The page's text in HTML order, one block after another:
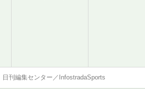
日刊編集センター／InfostradaSports